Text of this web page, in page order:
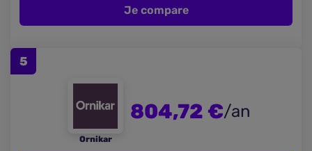
Je compare
5
Ornikar
804,72 €/an